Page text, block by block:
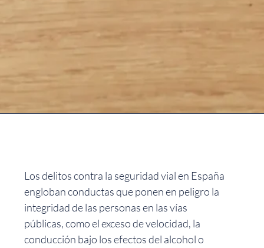
Los delitos contra la seguridad vial en España
engloban conductas que ponen en peligro la
integridad de las personas en las vías
públicas, como el exceso de velocidad, la
conducción bajo los efectos del alcohol o